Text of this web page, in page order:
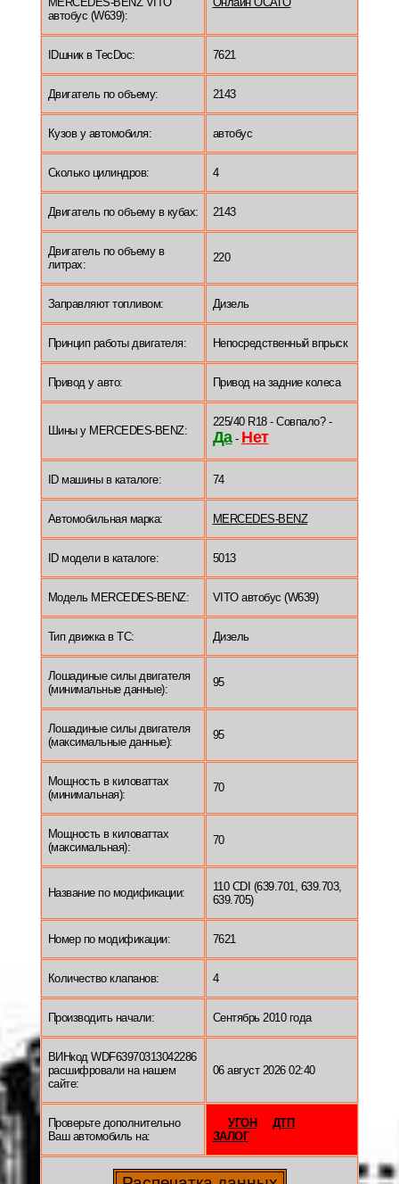
автобус (W639):
IDшник в TecDoc: 7621
Двигатель по объему: 2143
Кузов у автомобиля: автобус
Сколько цилиндров: 4
Двигатель по объему в кубах: 2143
Двигатель по объему в
литрах:
220
Заправляют топливом: Дизель
Принцип работы двигателя: Непосредственный впрыск
Привод у авто: Привод на задние колеса
Шины у MERCEDES-BENZ:
225/40 R18 - Совпало? -
Да- Нет
ID машины в каталоге: 74
Автомобильная марка: MERCEDES-BENZ
ID модели в каталоге: 5013
Модель MERCEDES-BENZ: VITO автобус (W639)
Тип движка в ТС: Дизель
Лошадиные силы двигателя
(минимальные данные):
95
Лошадиные силы двигателя
(максимальные данные):
95
Мощность в киловаттах
(минимальная):
70
Мощность в киловаттах
(максимальная):
70
Название по модификации:
110 CDI (639.701, 639.703,
639.705)
Номер по модификации: 7621
Количество клапанов: 4
Производить начали: Сентябрь 2010 года
ВИНкод WDF63970313042286
расшифровали на нашем
сайте:
06 август 2026 02:40
Проверьте дополнительно
Ваш автомобиль на:
УГОН
ДТП
ЗАЛОГ